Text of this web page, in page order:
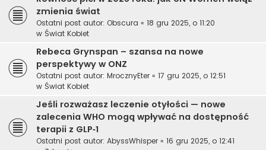
zmienia świat
Ostatni post autor: Obscura « 18 gru 2025, o 11:20
w Świat Kobiet
Rebeca Grynspan – szansa na nowe
perspektywy w ONZ
Ostatni post autor: MrocznyEter « 17 gru 2025, o 12:51
w Świat Kobiet
Jeśli rozważasz leczenie otyłości — nowe
zalecenia WHO mogą wpływać na dostępność
terapii z GLP‑1
Ostatni post autor: AbyssWhisper « 16 gru 2025, o 12:41